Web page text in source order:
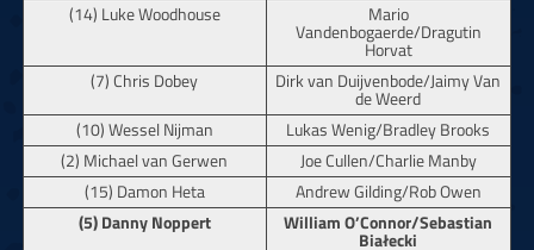
(14) Luke Woodhouse
Mario
Vandenbogaerde/Dragutin
Horvat
(7) Chris Dobey
Dirk van Duijvenbode/Jaimy Van
de Weerd
(10) Wessel Nijman
Lukas Wenig/Bradley Brooks
(2) Michael van Gerwen
Joe Cullen/Charlie Manby
(15) Damon Heta
Andrew Gilding/Rob Owen
(5) Danny Noppert
William O’Connor/Sebastian
Białecki